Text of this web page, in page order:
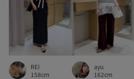
マーメイドスカート リネン リブ
ワイドパンツ ワイドボトム 上品
冷んやり 切り替え 収納力
取り外し可能なショルダー 合わせ
REI
158cm
ayu
162cm